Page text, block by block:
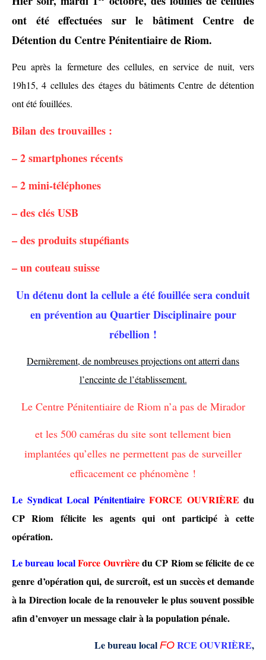
ont été effectuées sur le bâtiment Centre de
Détention du Centre Pénitentiaire de Riom.
Peu après la fermeture des cellules, en service de nuit, vers
19h15, 4 cellules des étages du bâtiments Centre de détention
ont été fouillées.
Bilan des trouvailles :
– 2 smartphones récents
– 2 mini-téléphones
– des clés USB
– des produits stupéfiants
– un couteau suisse
Un détenu dont la cellule a été fouillée sera conduit
en prévention au Quartier Disciplinaire pour
rébellion !
Dernièrement, de nombreuses projections ont atterri dans
l’enceinte de l’établissement.
Le Centre Pénitentiaire de Riom n’a pas de Mirador
et les 500 caméras du site sont tellement bien
implantées qu’elles ne permettent pas de surveiller
efficacement ce phénomène !
Le Syndicat Local Pénitentiaire FORCE OUVRIÈRE du
CP Riom félicite les agentsqui ont participé à cette
opération.
Lebureau localForce OuvrièreduCP Riomse félicite de ce
genre d’opération qui, de surcroît, est un succès et demande
à la Direction locale de la renouveler le plus souvent possible
afin d’envoyer un message clair à la population pénale.
Le bureau local FO RCE OUVRIÈRE,